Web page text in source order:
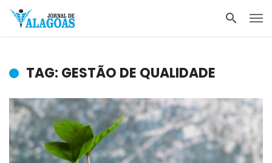
TAG: GESTÃO DE QUALIDADE